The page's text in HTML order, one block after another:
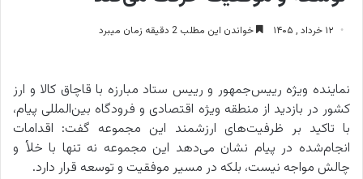
۱۲ خرداد , ۱۴۰۵ خواندن این مطلب 2 دقیقه زمان میبرد
نماینده ویژه رییس‌جمهور و رییس ستاد مبارزه با قاچاق کالا و ارز
کشور در بازدید از منطقه ویژه اقتصادی و فرودگاه بین‌المللی پیام،
با تاکید بر ظرفیت‌های ارزشمند این مجموعه گفت: اقدامات
انجام‌شده در پیام نشان می‌دهد این مجموعه نه تنها با خلأ و
چالش مواجه نیست، بلکه در مسیر موفقیت و توسعه قرار دارد.